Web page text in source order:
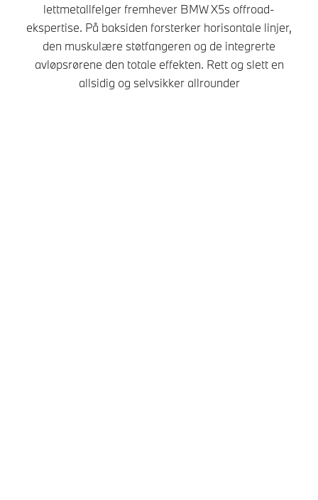
lettmetallfelger fremhever BMW X5s offroad-
ekspertise. På baksiden forsterker horisontale linjer,
den muskulære støtfangeren og de integrerte
avløpsrørene den totale effekten. Rett og slett en
allsidig og selvsikker allrounder